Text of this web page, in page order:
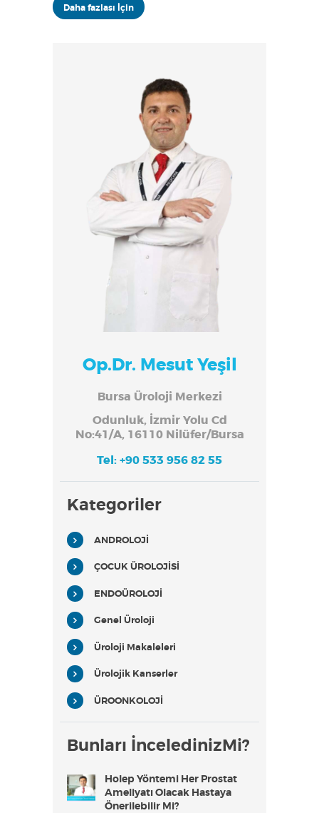
Daha fazlası İçin
Op.Dr. Mesut Yeşil
Bursa Üroloji Merkezi
Odunluk, İzmir Yolu Cd
No:41/A, 16110 Nilüfer/Bursa
Tel: +90 533 956 82 55
Kategoriler
ANDROLOJİ
ÇOCUK ÜROLOJİSİ
ENDOÜROLOJİ
Genel Üroloji
Üroloji Makaleleri
Ürolojik Kanserler
ÜROONKOLOJİ
Bunları İnceledinizMi?
Holep Yöntemi Her Prostat
Ameliyatı Olacak Hastaya
Önerilebilir Mi?